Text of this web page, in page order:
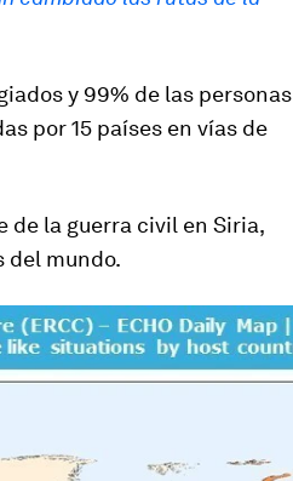
y 99% de las personas
por 15 países en vías de
de la guerra civil en Siria,
del mundo.